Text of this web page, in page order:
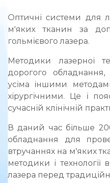
Оптичні системи для
м'яких тканин за
гольмієвого лазера.
Методики лазерної
дорогого
усіма іншими
хірургічними. Це і
сучасній клінічній
В даний час більше
обладнання для
втручаннях на м'яких
методики і технології
лазера перед